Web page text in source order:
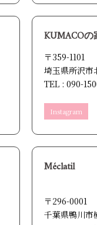
KUMACOの
〒359-1101
埼玉県所沢市
TEL : 090-
Instagram
Méclatil
〒296-0001
千葉県鴨川市